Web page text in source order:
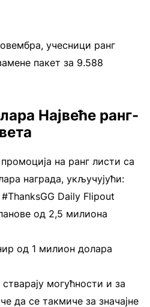
учесници ранг
пакет за 9.588
Највеће ранг-
на ранг листи са
награда, укључујући:
Daily Flipout
од 2,5 милиона
од 1 милион долара
могућности и за
да се такмиче за значајне